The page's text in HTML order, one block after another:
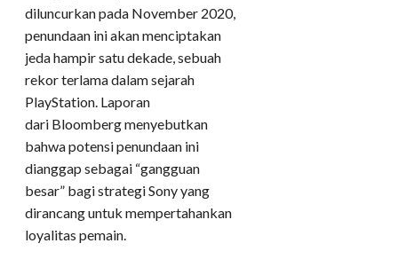
diluncurkan pada November 2020,
penundaan ini akan menciptakan
jeda hampir satu dekade, sebuah
rekor terlama dalam sejarah
PlayStation. Laporan
dari Bloomberg menyebutkan
bahwa potensi penundaan ini
dianggap sebagai “gangguan
besar” bagi strategi Sony yang
dirancang untuk mempertahankan
loyalitas pemain.